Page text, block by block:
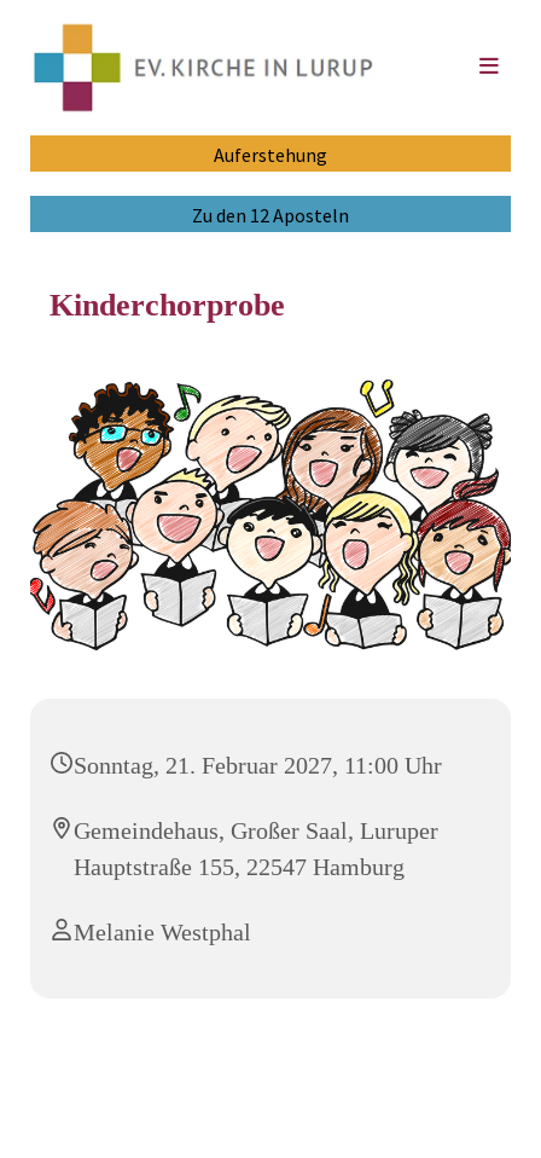
Auferstehung
Zu den 12 Aposteln
Kinderchorprobe
Sonntag, 21. Februar 2027, 11:00 Uhr
Gemeindehaus, Großer Saal, Luruper
Hauptstraße 155, 22547 Hamburg
Melanie Westphal